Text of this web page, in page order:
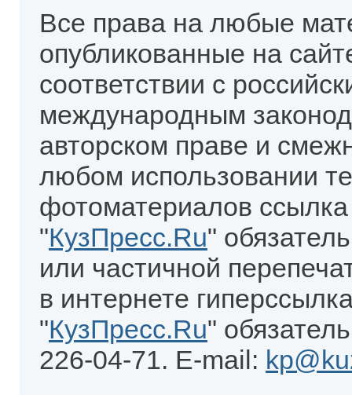
Все права на любые
опубликованные на
соответствии с
международным
авторском праве и
любом использовании
фотоматериалов
"КузПресс.Ru"
или частичной
в интернете
"КузПресс.Ru"
226-04-71. E-mail: